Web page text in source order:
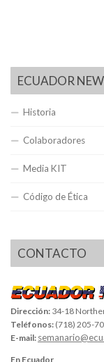
ECUADOR
Historia
Colaboradores
Media KIT
Código de Ética
CONTACTO
Dirección: 34-18
Teléfonos: (718) 205-
E-mail:
En Ecuador